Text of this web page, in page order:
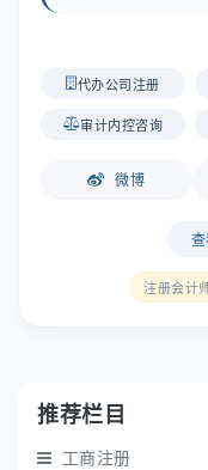
代办公司注册
审计内控咨询
微博
注册会计
推荐栏目
工商注册